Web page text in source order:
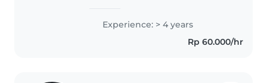
pengalaman 4 tahun mengasuh
anak dari bayi hingga remaja.
Saya gemar berolahraga dan
Experience: > 4 years
Rp 60.000/hr